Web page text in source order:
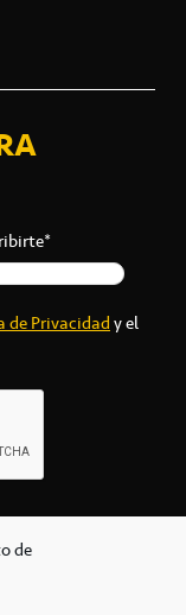
de
de Privacidady el